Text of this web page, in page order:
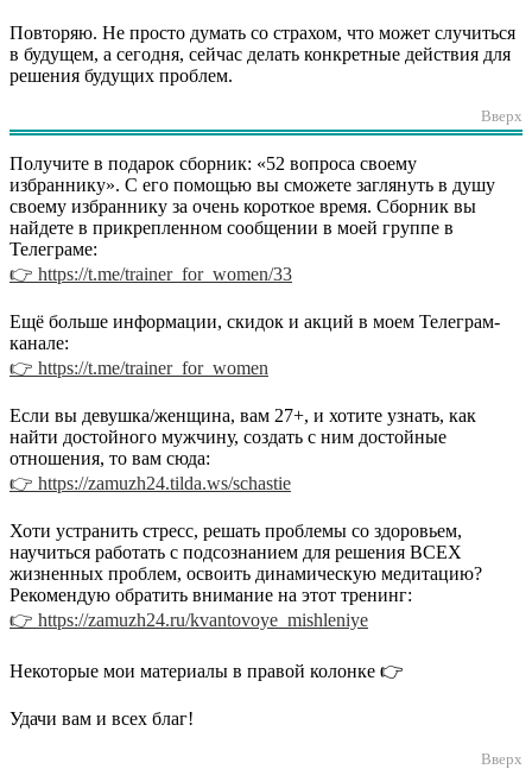
Повторяю. Не просто думать со страхом, что может случиться
в будущем, а сегодня, сейчас делать конкретные действия для
решения будущих проблем.
Вверх
Получите в подарок сборник: «52 вопроса своему
избраннику». С его помощью вы сможете заглянуть в душу
своему избраннику за очень короткое время. Сборник вы
найдете в прикрепленном сообщении в моей группе в
Телеграме:
👉 https://t.me/trainer_for_women/33
Ещё больше информации, скидок и акций в моем Телеграм-
канале:
👉 https://t.me/trainer_for_women
Если вы девушка/женщина, вам 27+, и хотите узнать, как
найти достойного мужчину, создать с ним достойные
отношения, то вам сюда:
👉 https://zamuzh24.tilda.ws/schastie
Хоти устранить стресс, решать проблемы со здоровьем,
научиться работать с подсознанием для решения ВСЕХ
жизненных проблем, освоить динамическую медитацию?
Рекомендую обратить внимание на этот тренинг:
👉 https://zamuzh24.ru/kvantovoye_mishleniye
Некоторые мои материалы в правой колонке 👉
Удачи вам и всех благ!
Вверх